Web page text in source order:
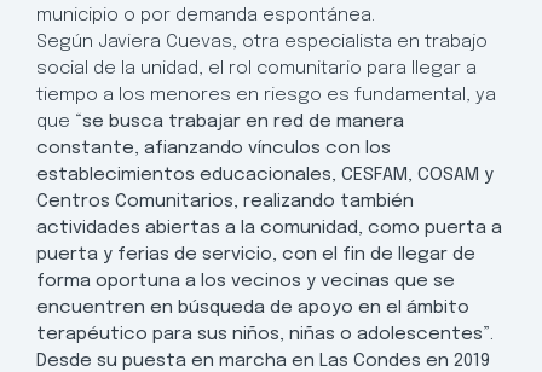
municipio o por demanda espontánea.
Según Javiera Cuevas, otra especialista en trabajo
social de la unidad, el rol comunitario para llegar a
tiempo a los menores en riesgo es fundamental, ya
que “se busca trabajar en red de manera
constante, afianzando vínculos con los
establecimientos educacionales, CESFAM, COSAM y
Centros Comunitarios, realizando también
actividades abiertas a la comunidad, como puerta a
puerta y ferias de servicio, con el fin de llegar de
forma oportuna a los vecinos y vecinas que se
encuentren en búsqueda de apoyo en el ámbito
terapéutico para sus niños, niñas o adolescentes”.
Desde su puesta en marcha en Las Condes en 2019